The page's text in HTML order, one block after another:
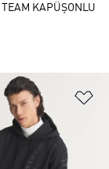
KAPÜŞONLU
Ekle